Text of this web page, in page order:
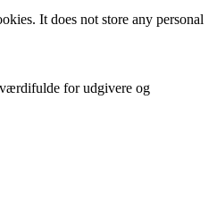
It does not store any personal
værdifulde for udgivere og